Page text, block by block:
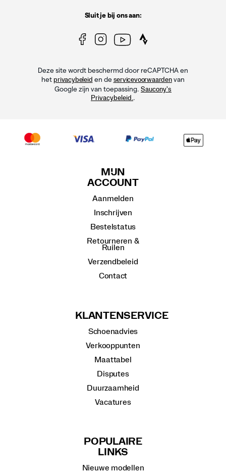
Sluit je bij ons aan:
Deze site wordt beschermd door reCAPTCHA en
het privacybeleid en de servicevoorwaardenvan
Google zijn van toepassing. Saucony's
Privacybeleid. .
MIJN
ACCOUNT
Aanmelden
Inschrijven
Bestelstatus
Retourneren &
Ruilen
Verzendbeleid
Contact
KLANTENSERVICE
Schoenadvies
Verkooppunten
Maattabel
Disputes
Duurzaamheid
Vacatures
POPULAIRE
LINKS
Nieuwe modellen